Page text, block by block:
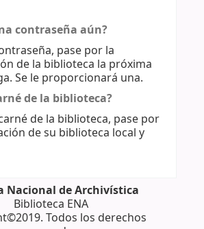
contraseña aún?
pase por la
de la biblioteca la próxima
Se le proporcionará una.
de la biblioteca?
de la biblioteca, pase por
de su biblioteca local y
Nacional de Archivística
Biblioteca ENA
Todos los derechos